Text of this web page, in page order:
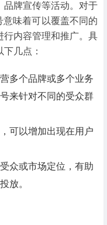
品牌宣传等活动。对于
意味着可以覆盖不同的
行内容管理和推广。具
几点：
营多个品牌或多个业务
来针对不同的受众群
可以增加出现在用户
众或市场定位，有助
放。